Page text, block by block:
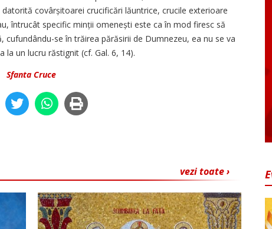
covâr­șitoarei crucificări lăuntrice, crucile exterioare
întrucât specific minții ome­nești este ca în mod firesc să
se în trăirea părăsirii de Dumnezeu, ea nu se va
un lucru răstignit (cf. Gal. 6, 14).
Sfanta Cruce
vezi toate ›